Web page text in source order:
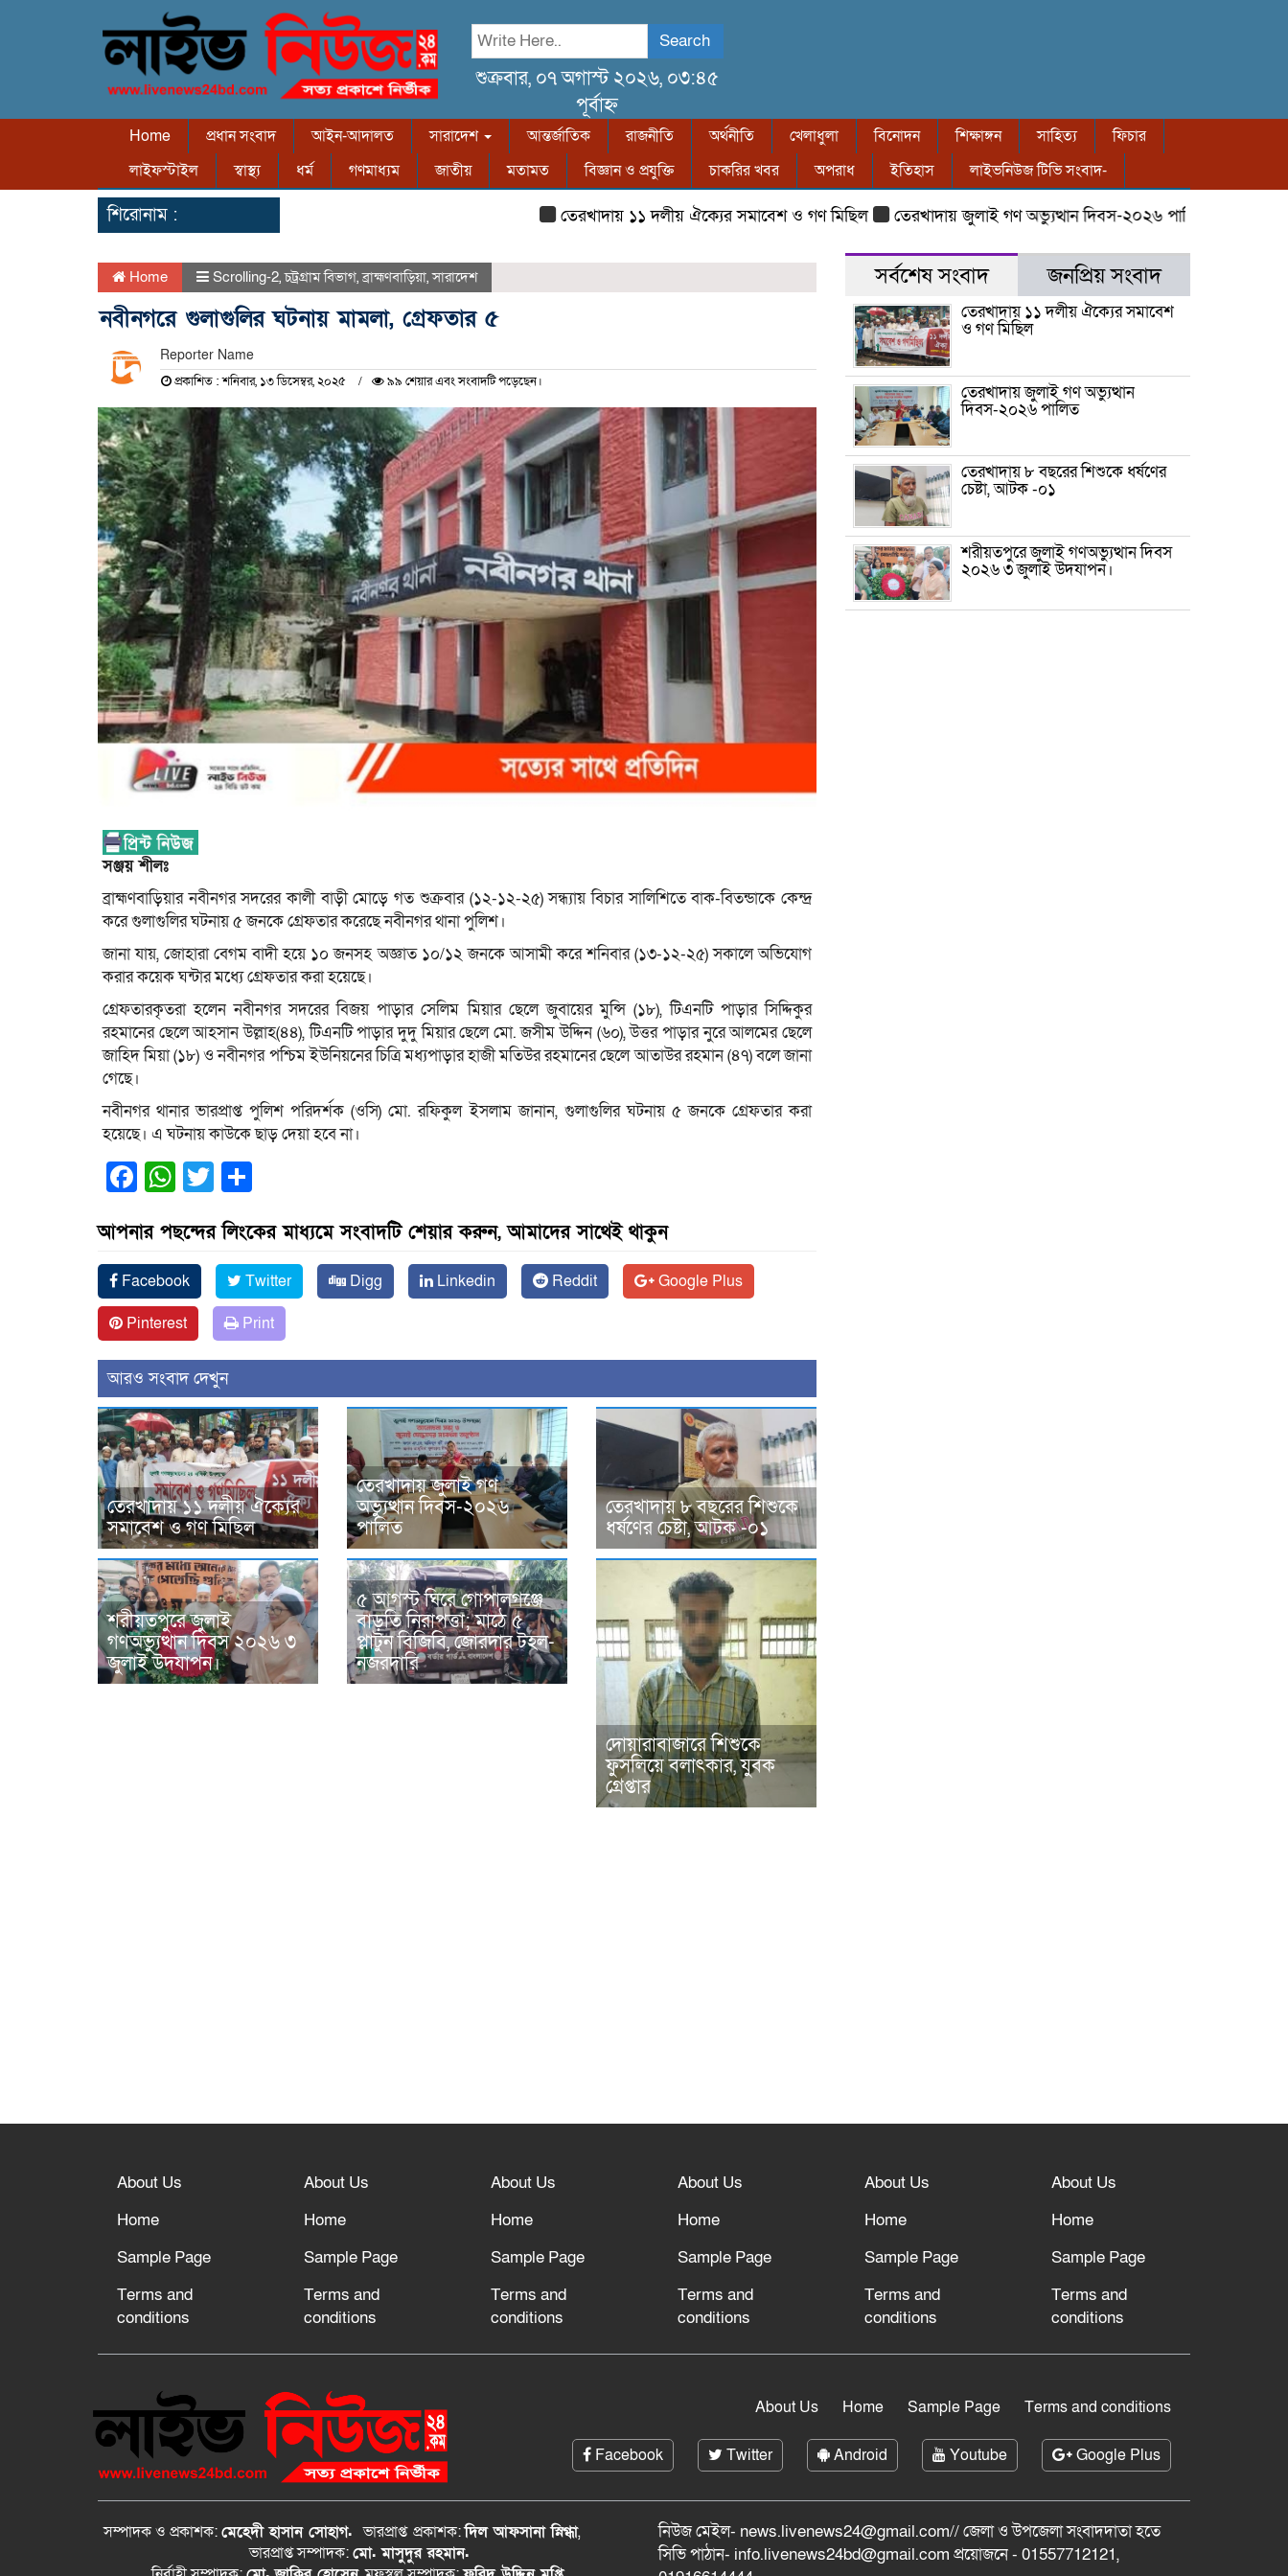
Search
শুক্রবার, ০৭ অগাস্ট ২০২৬, ০৩:৪৫
পূর্বাহ্ন
Home প্রধান সংবাদ আইন-আদালত সারাদেশ আন্তর্জাতিক রাজনীতি অর্থনীতি খেলাধুলা বিনোদন শিক্ষাঙ্গন সাহিত্য
ফিচার
লাইফস্টাইল
স্বাস্থ্য ধর্ম গণমাধ্যম জাতীয় মতামত বিজ্ঞান ও প্রযুক্তি চাকরির খবর অপরাধ ইতিহাস লাইভনিউজ টিভি সংবাদ-
শিরোনাম : তেরখাদায় ১১ দলীয় ঐক্যের সমাবেশ ও গণ মিছিল তেরখাদায় জুলাই গণ অভ্যুত্থান দিবস-২০২৬ পালিত
Home Scrolling-2,চট্রগ্রাম বিভাগ,ব্রাহ্মণবাড়িয়া,সারাদেশ
নবীনগরে গুলাগুলির ঘটনায় মামলা, গ্রেফতার ৫
Reporter Name
প্রকাশিত : শনিবার, ১৩ ডিসেম্বর, ২০২৫ ৯৯ শেয়ার এবং সংবাদটি পড়েছেন।
সঞ্জয় শীলঃ
ব্রাহ্মণবাড়িয়ার নবীনগর সদরের কালী বাড়ী মোড়ে গত শুক্রবার (১২-১২-২৫) সন্ধ্যায় বিচার সালিশিতে বাক-বিতন্ডাকে কেন্দ্র
করে গুলাগুলির ঘটনায় ৫ জনকে গ্রেফতার করেছে নবীনগর থানা পুলিশ।
জানা যায়, জোহারা বেগম বাদী হয়ে ১০ জনসহ অজ্ঞাত ১০/১২ জনকে আসামী করে শনিবার (১৩-১২-২৫) সকালে অভিযোগ
করার কয়েক ঘন্টার মধ্যে গ্রেফতার করা হয়েছে।
গ্রেফতারকৃতরা হলেন নবীনগর সদরের বিজয় পাড়ার সেলিম মিয়ার ছেলে জুবায়ের মুন্সি (১৮), টিএনটি পাড়ার সিদ্দিকুর
রহমানের ছেলে আহসান উল্লাহ(৪৪), টিএনটি পাড়ার দুদু মিয়ার ছেলে মো. জসীম উদ্দিন (৬০), উত্তর পাড়ার নুরে আলমের ছেলে
জাহিদ মিয়া (১৮) ও নবীনগর পশ্চিম ইউনিয়নের চিত্রি মধ্যপাড়ার হাজী মতিউর রহমানের ছেলে আতাউর রহমান (৪৭) বলে জানা
গেছে।
নবীনগর থানার ভারপ্রাপ্ত পুলিশ পরিদর্শক (ওসি) মো. রফিকুল ইসলাম জানান, গুলাগুলির ঘটনায় ৫ জনকে গ্রেফতার করা
হয়েছে। এ ঘটনায় কাউকে ছাড় দেয়া হবে না।
Facebook
WhatsApp
Twitter
আপনার পছন্দের লিংকের মাধ্যমে সংবাদটি শেয়ার করুন, আমাদের সাথেই থাকুন
Facebook Twitter Digg Linkedin Reddit
Google Plus
Pinterest
Print
আরও সংবাদ দেখুন
তেরখাদায় ১১ দলীয় ঐক্যের
সমাবেশ ও গণ মিছিল
তেরখাদায় জুলাই গণ
অভ্যুত্থান দিবস-২০২৬
পালিত
তেরখাদায় ৮ বছরের শিশুকে
ধর্ষণের চেষ্টা, আটক -০১
শরীয়তপুরে জুলাই
গণঅভ্যুত্থান দিবস ২০২৬ ৩
জুলাই উদযাপন।
৫ আগস্ট ঘিরে গোপালগঞ্জে
বাড়তি নিরাপত্তা; মাঠে ৫
প্লাটুন বিজিবি, জোরদার টহল-
নজরদারি
দোয়ারাবাজারে শিশুকে
ফুসলিয়ে বলাৎকার, যুবক
গ্রেপ্তার
সর্বশেষ সংবাদ জনপ্রিয় সংবাদ
তেরখাদায় ১১ দলীয় ঐক্যের সমাবেশ
ও গণ মিছিল
তেরখাদায় জুলাই গণ অভ্যুত্থান
দিবস-২০২৬ পালিত
তেরখাদায় ৮ বছরের শিশুকে ধর্ষণের
চেষ্টা, আটক -০১
শরীয়তপুরে জুলাই গণঅভ্যুত্থান দিবস
২০২৬ ৩ জুলাই উদযাপন।
About Us
Home
Sample Page
Terms and
conditions
About Us
Home
Sample Page
Terms and
conditions
About Us
Home
Sample Page
Terms and
conditions
About Us
Home
Sample Page
Terms and
conditions
About Us
Home
Sample Page
Terms and
conditions
About Us
Home
Sample Page
Terms and
conditions
About Us Home Sample Page Terms and conditions
Facebook Twitter Android Youtube Google Plus
সম্পাদক ও প্রকাশক:মেহেদী হাসান সোহাগ.ভারপ্রাপ্ত প্রকাশক:দিল আফসানা স্নিগ্ধা,
ভারপ্রাপ্ত সম্পাদক:মো. মাসুদুর রহমান.
নিউজ মেইল- news.livenews24@gmail.com// জেলা ও ‍উপজেলা সংবাদদাতা হতে
সিভি পাঠান- info.livenews24bd@gmail.com প্রয়োজনে - 01557712121,